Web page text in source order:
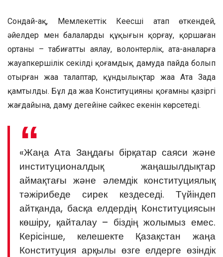
Сондай-ақ, Мемлекеттік Кеңесші атап өткендей,
әйелдер мен балалардың құқығын қорғау, қоршаған
ортаны – табиғатты аялау, волонтерлік, ата-аналарға
жауапкершілік секілді қоғамдық дамуда пайда болып
отырған жаңа талаптар, құндылықтар жаңа Ата Заңда
қамтылды. Бұл да жаңа Конституцияның қоғамның қазіргі
жағдайына, даму деңгейіне сәйкес екенін көрсетеді.
«Жаңа Ата Заңдағы бірқатар саяси және
институционалдық жаңашылдықтар
аймақтағы және әлемдік конституциялық
тәжірибеде сирек кездеседі. Түйіндеп
айтқанда, басқа елдердің Конституциясын
көшіру, қайталау – біздің жолымыз емес.
Керісінше, келешекте Қазақстан жаңа
Конституция арқылы өзге елдерге өзіндік